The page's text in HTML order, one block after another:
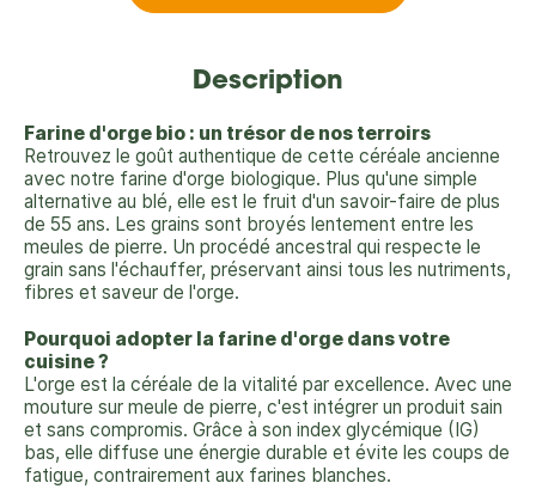
Description
Farine d'orge bio : un trésor de nos terroirs
Retrouvez le goût authentique de cette céréale ancienne
avec notre farine d'orge biologique. Plus qu'une simple
alternative au blé, elle est le fruit d'un savoir-faire de plus
de 55 ans. Les grains sont broyés lentement entre les
meules de pierre. Un procédé ancestral qui respecte le
grain sans l'échauffer, préservant ainsi tous les nutriments,
fibres et saveur de l'orge.
Pourquoi adopter la farine d'orge dans votre
cuisine ?
L'orge est la céréale de la vitalité par excellence. Avec une
mouture sur meule de pierre, c'est intégrer un produit sain
et sans compromis. Grâce à son index glycémique (IG)
bas, elle diffuse une énergie durable et évite les coups de
fatigue, contrairement aux farines blanches.